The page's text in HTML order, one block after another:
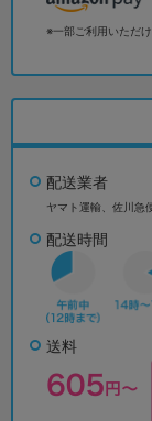
※一部ご利用いただ
配送業者
ヤマト運輸、佐川急
配送時間
送料